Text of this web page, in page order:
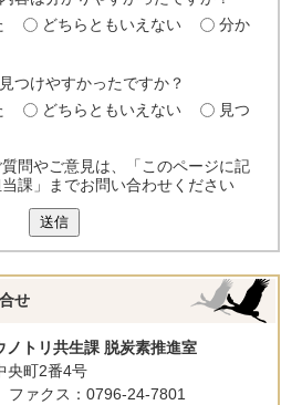
どちらともいえない
分か
つけやすかったですか？
どちらともいえない
見つ
問やご意見は、「このページに記
課」までお問い合わせください
送信
せ
ノトリ共生課 脱炭素推進室
町2番4号
ァクス：0796-24-7801